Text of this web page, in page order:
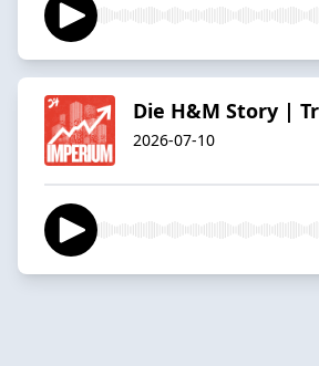
Die H&M Story |
2026-07-10